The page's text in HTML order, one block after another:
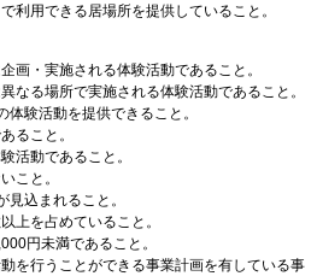
用できる居場所を提供していること。​
・実施される体験活動であること。​
る場所で実施される体験活動であること。​
験活動を提供できること。​
ること。​
活動であること。​
こと。​
込まれること。​
上を占めていること。​
円未満であること。​
を行うことができる事業計画を有している事